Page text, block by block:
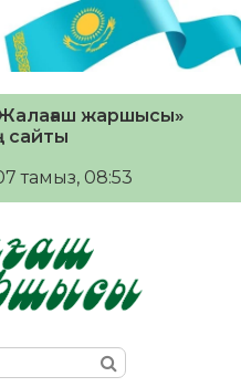
жаршысы»
сайты
тамыз, 08:53